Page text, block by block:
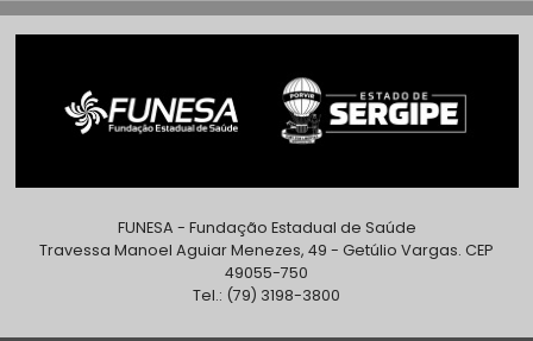
FUNESA - Fundação Estadual de Saúde
Travessa Manoel Aguiar Menezes, 49 - Getúlio Vargas. CEP
49055-750
Tel.: (79) 3198-3800